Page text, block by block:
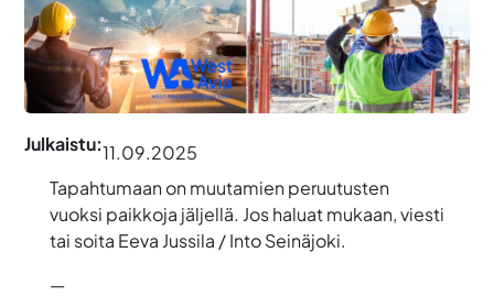
Julkaistu:11.09.2025
Tapahtumaan on muutamien peruutusten
vuoksi paikkoja jäljellä. Jos haluat mukaan, viesti
tai soita Eeva Jussila / Into Seinäjoki.
—